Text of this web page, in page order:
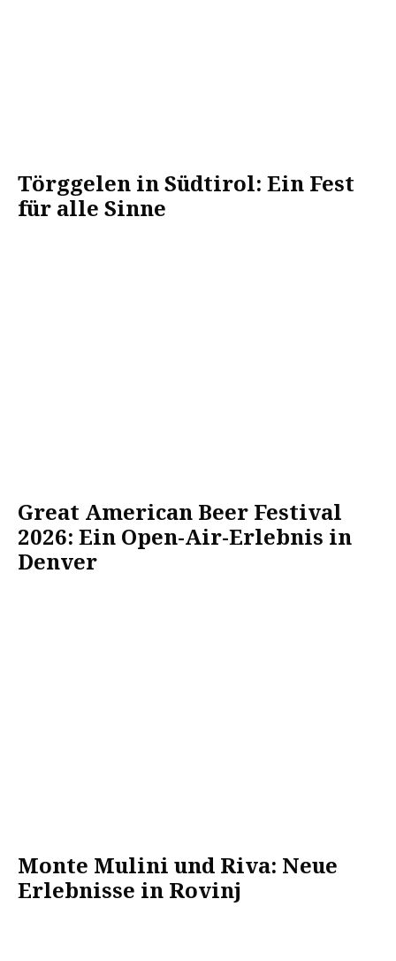
Törggelen in Südtirol: Ein Fest
für alle Sinne
Great American Beer Festival
2026: Ein Open-Air-Erlebnis in
Denver
Monte Mulini und Riva: Neue
Erlebnisse in Rovinj